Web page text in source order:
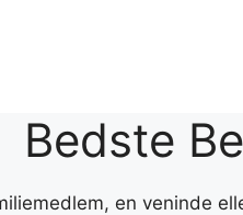
Bedste
en veninde